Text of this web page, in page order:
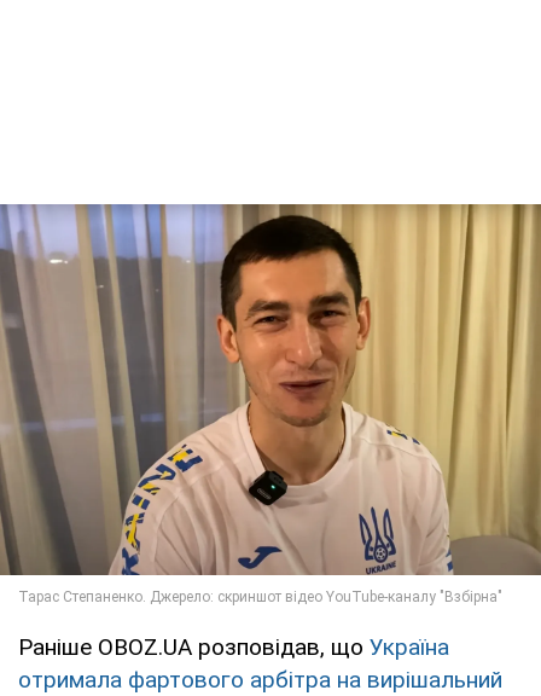
Раніше OBOZ.UA розповідав, що Україна
отримала фартового арбітра на вирішальний